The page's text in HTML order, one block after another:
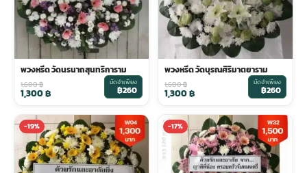
พวงหรีด วัดนรนาถสุนทริการาม
1,600฿
1,300฿
มัดจำเพียง
฿260
พวงหรีด วัดบุรณศิริมาตยาราม
1,600฿
1,300฿
มัดจำเพียง
฿260
-19% -17%